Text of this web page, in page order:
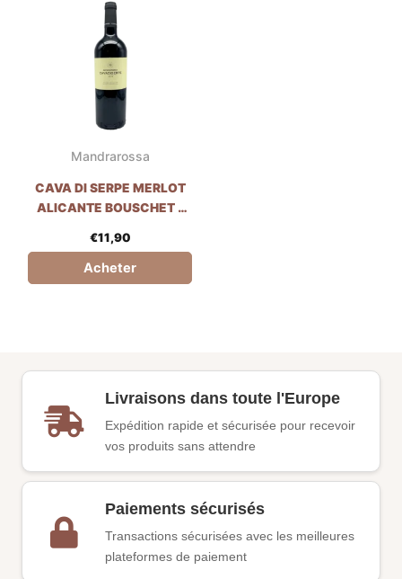
Mandrarossa
CAVA DI SERPE MERLOT
ALICANTE BOUSCHET -
€11,90
Acheter
Livraisons dans toute l'Europe
Expédition rapide et sécurisée pour recevoir
vos produits sans attendre
Paiements sécurisés
Transactions sécurisées avec les meilleures
plateformes de paiement